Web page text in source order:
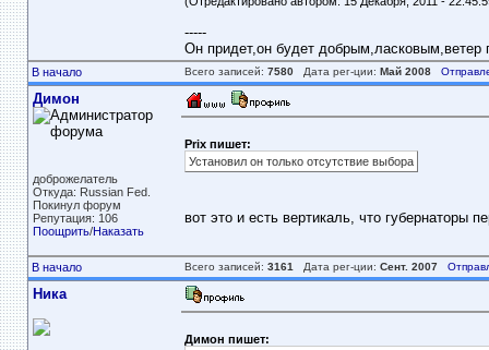
-----
Он придет,он будет добрым,ласковым,ветер
В начало Всего записей: 7580Дата рег-ции: Май 2008
Димон
доброжелатель
Откуда: Russian Fed.
Покинул форум
Репутация: 106
Поощрить/Наказать
Prix пишет:
Установил он только отсутствие выбора
вот это и есть вертикаль, что губернаторы
В начало Всего записей: 3161 Дата рег-ции: Сент. 2007
Ника
Димон пишет: